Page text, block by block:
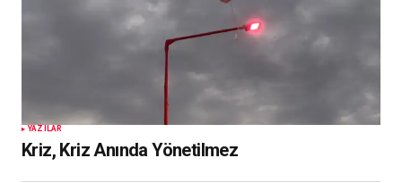
YAZILAR
Kriz, Kriz Anında Yönetilmez